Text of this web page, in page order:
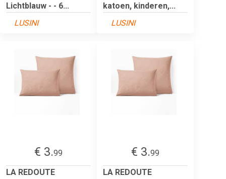
Lichtblauw - - 6...
LUSINI
katoen, kinderen,...
LUSINI
€ 3.99
LA REDOUTE
€ 3.99
LA REDOUTE